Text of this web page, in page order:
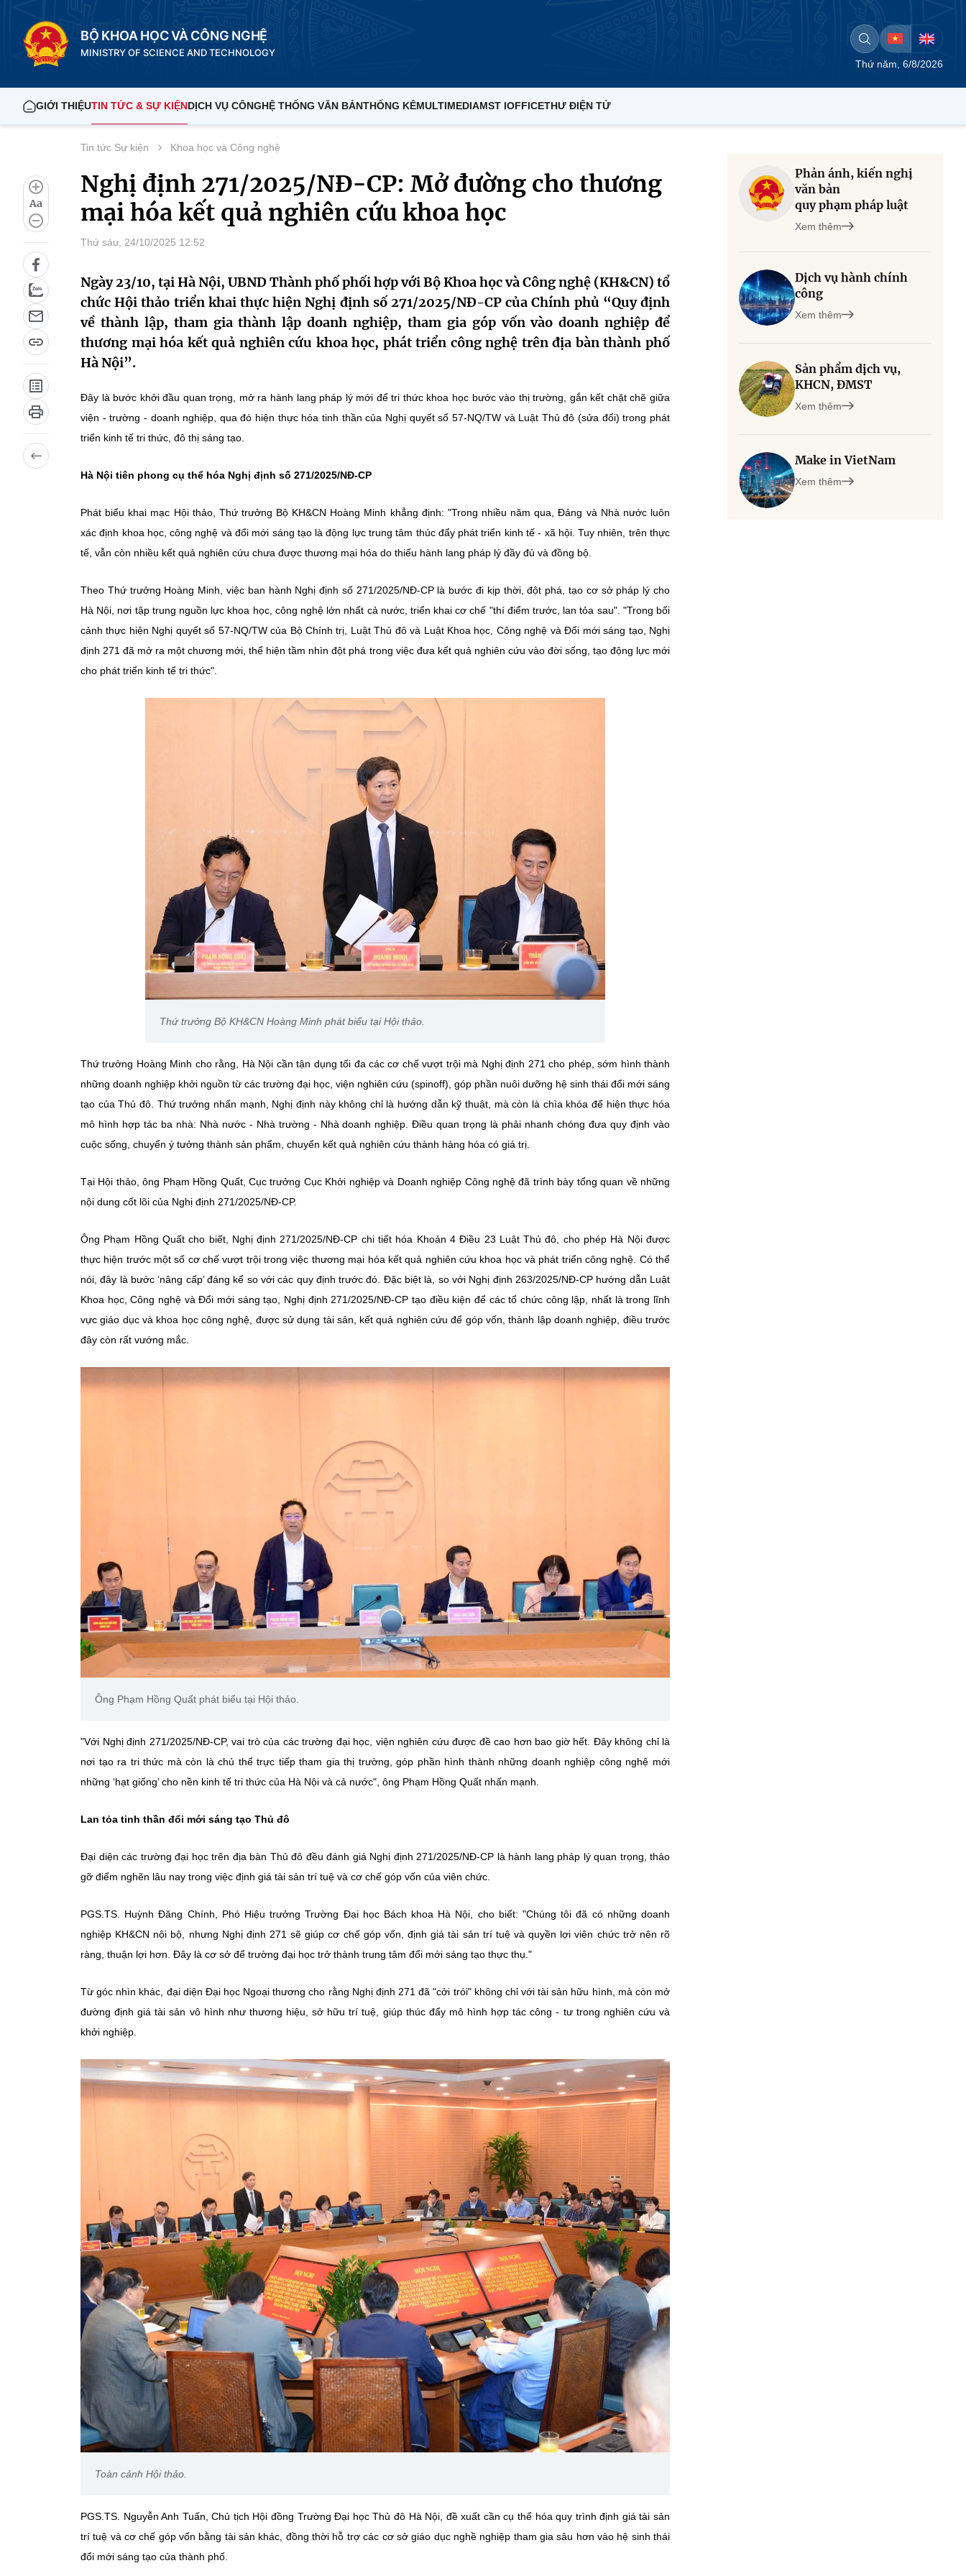
BỘ KHOA HỌC VÀ CÔNG NGHỆ
MINISTRY OF SCIENCE AND TECHNOLOGY
Thứ năm, 6/8/2026
GIỚI THIỆUTIN TỨC & SỰ KIỆNDỊCH VỤ CÔNGHỆ THỐNG VĂN BẢNTHỐNG KÊMULTIMEDIAMST IOFFICETHƯ ĐIỆN TỬ
Aa
Tin tức Sự kiện Khoa học và Công nghệ
Nghị định 271/2025/NĐ-CP: Mở đường cho thương
mại hóa kết quả nghiên cứu khoa học
Thứ sáu, 24/10/2025 12:52
Ngày 23/10, tại Hà Nội, UBND Thành phố phối hợp với Bộ Khoa học và Công nghệ (KH&CN) tổ
chức Hội thảo triển khai thực hiện Nghị định số 271/2025/NĐ-CP của Chính phủ “Quy định
về thành lập, tham gia thành lập doanh nghiệp, tham gia góp vốn vào doanh nghiệp để
thương mại hóa kết quả nghiên cứu khoa học, phát triển công nghệ trên địa bàn thành phố
Hà Nội”.
Đây là bước khởi đầu quan trọng, mở ra hành lang pháp lý mới để tri thức khoa học bước vào thị trường, gắn kết chặt chẽ giữa
viện - trường - doanh nghiệp, qua đó hiện thực hóa tinh thần của Nghị quyết số 57-NQ/TW và Luật Thủ đô (sửa đổi) trong phát
triển kinh tế tri thức, đô thị sáng tạo.
Hà Nội tiên phong cụ thể hóa Nghị định số 271/2025/NĐ-CP
Phát biểu khai mạc Hội thảo, Thứ trưởng Bộ KH&CN Hoàng Minh khẳng định: "Trong nhiều năm qua, Đảng và Nhà nước luôn
xác định khoa học, công nghệ và đổi mới sáng tạo là động lực trung tâm thúc đẩy phát triển kinh tế - xã hội. Tuy nhiên, trên thực
tế, vẫn còn nhiều kết quả nghiên cứu chưa được thương mại hóa do thiếu hành lang pháp lý đầy đủ và đồng bộ.
Theo Thứ trưởng Hoàng Minh, việc ban hành Nghị định số 271/2025/NĐ-CP là bước đi kịp thời, đột phá, tạo cơ sở pháp lý cho
Hà Nội, nơi tập trung nguồn lực khoa học, công nghệ lớn nhất cả nước, triển khai cơ chế "thí điểm trước, lan tỏa sau". "Trong bối
cảnh thực hiện Nghị quyết số 57-NQ/TW của Bộ Chính trị, Luật Thủ đô và Luật Khoa học, Công nghệ và Đổi mới sáng tạo, Nghị
định 271 đã mở ra một chương mới, thể hiện tầm nhìn đột phá trong việc đưa kết quả nghiên cứu vào đời sống, tạo động lực mới
cho phát triển kinh tế tri thức".
Thứ trưởng Bộ KH&CN Hoàng Minh phát biểu tại Hội thảo.
Thứ trưởng Hoàng Minh cho rằng, Hà Nội cần tận dụng tối đa các cơ chế vượt trội mà Nghị định 271 cho phép, sớm hình thành
những doanh nghiệp khởi nguồn từ các trường đại học, viện nghiên cứu (spinoff), góp phần nuôi dưỡng hệ sinh thái đổi mới sáng
tạo của Thủ đô. Thứ trưởng nhấn mạnh, Nghị định này không chỉ là hướng dẫn kỹ thuật, mà còn là chìa khóa để hiện thực hóa
mô hình hợp tác ba nhà: Nhà nước - Nhà trường - Nhà doanh nghiệp. Điều quan trọng là phải nhanh chóng đưa quy định vào
cuộc sống, chuyển ý tưởng thành sản phẩm, chuyển kết quả nghiên cứu thành hàng hóa có giá trị.
Tại Hội thảo, ông Phạm Hồng Quất, Cục trưởng Cục Khởi nghiệp và Doanh nghiệp Công nghệ đã trình bày tổng quan về những
nội dung cốt lõi của Nghị định 271/2025/NĐ-CP.
Ông Phạm Hồng Quất cho biết, Nghị định 271/2025/NĐ-CP chi tiết hóa Khoản 4 Điều 23 Luật Thủ đô, cho phép Hà Nội được
thực hiện trước một số cơ chế vượt trội trong việc thương mại hóa kết quả nghiên cứu khoa học và phát triển công nghệ. Có thể
nói, đây là bước ‘nâng cấp’ đáng kể so với các quy định trước đó. Đặc biệt là, so với Nghị định 263/2025/NĐ-CP hướng dẫn Luật
Khoa học, Công nghệ và Đổi mới sáng tạo, Nghị định 271/2025/NĐ-CP tạo điều kiện để các tổ chức công lập, nhất là trong lĩnh
vực giáo dục và khoa học công nghệ, được sử dụng tài sản, kết quả nghiên cứu để góp vốn, thành lập doanh nghiệp, điều trước
đây còn rất vướng mắc.
Ông Phạm Hồng Quất phát biểu tại Hội thảo.
"Với Nghị định 271/2025/NĐ-CP, vai trò của các trường đại học, viện nghiên cứu được đề cao hơn bao giờ hết. Đây không chỉ là
nơi tạo ra tri thức mà còn là chủ thể trực tiếp tham gia thị trường, góp phần hình thành những doanh nghiệp công nghệ mới
những ‘hạt giống’ cho nền kinh tế tri thức của Hà Nội và cả nước", ông Phạm Hồng Quất nhấn mạnh.
Lan tỏa tinh thần đổi mới sáng tạo Thủ đô
Đại diện các trường đại học trên địa bàn Thủ đô đều đánh giá Nghị định 271/2025/NĐ-CP là hành lang pháp lý quan trọng, tháo
gỡ điểm nghẽn lâu nay trong việc định giá tài sản trí tuệ và cơ chế góp vốn của viên chức.
PGS.TS. Huỳnh Đăng Chính, Phó Hiệu trưởng Trường Đại học Bách khoa Hà Nội, cho biết: "Chúng tôi đã có những doanh
nghiệp KH&CN nội bộ, nhưng Nghị định 271 sẽ giúp cơ chế góp vốn, định giá tài sản trí tuệ và quyền lợi viên chức trở nên rõ
ràng, thuận lợi hơn. Đây là cơ sở để trường đại học trở thành trung tâm đổi mới sáng tạo thực thụ."
Từ góc nhìn khác, đại diện Đại học Ngoại thương cho rằng Nghị định 271 đã "cởi trói" không chỉ với tài sản hữu hình, mà còn mở
đường định giá tài sản vô hình như thương hiệu, sở hữu trí tuệ, giúp thúc đẩy mô hình hợp tác công - tư trong nghiên cứu và
khởi nghiệp.
Toàn cảnh Hội thảo.
PGS.TS. Nguyễn Anh Tuấn, Chủ tịch Hội đồng Trường Đại học Thủ đô Hà Nội, đề xuất cần cụ thể hóa quy trình định giá tài sản
trí tuệ và cơ chế góp vốn bằng tài sản khác, đồng thời hỗ trợ các cơ sở giáo dục nghề nghiệp tham gia sâu hơn vào hệ sinh thái
đổi mới sáng tạo của thành phố.
Phản ánh, kiến nghị
văn bản
quy phạm pháp luật
Xem thêm
Dịch vụ hành chính
công
Xem thêm
Sản phẩm dịch vụ,
KHCN, ĐMST
Xem thêm
Make in VietNam
Xem thêm